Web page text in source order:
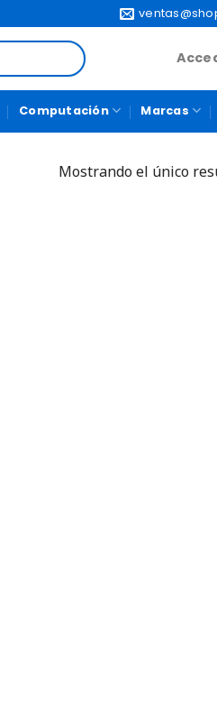
Computación Marcas
Mostrando el único